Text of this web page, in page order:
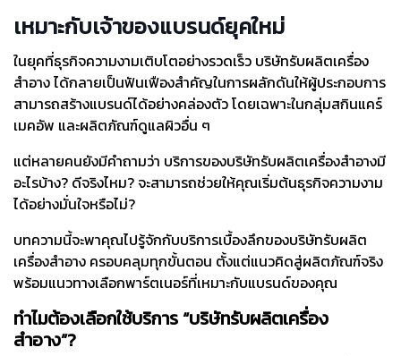
เหมาะกับเจ้าของแบรนด์ยุคใหม่
ในยุคที่ธุรกิจความงามเติบโตอย่างรวดเร็ว บริษัทรับผลิตเครื่อง
สำอาง ได้กลายเป็นฟันเฟืองสำคัญในการผลักดันให้ผู้ประกอบการ
สามารถสร้างแบรนด์ได้อย่างคล่องตัว โดยเฉพาะในกลุ่มสกินแคร์
เมคอัพ และผลิตภัณฑ์ดูแลผิวอื่น ๆ
แต่หลายคนยังมีคำถามว่า บริการของบริษัทรับผลิตเครื่องสำอางมี
อะไรบ้าง? ดีจริงไหม? จะสามารถช่วยให้คุณเริ่มต้นธุรกิจความงาม
ได้อย่างมั่นใจหรือไม่?
บทความนี้จะพาคุณไปรู้จักกับบริการเบื้องลึกของบริษัทรับผลิต
เครื่องสำอาง ครอบคลุมทุกขั้นตอน ตั้งแต่แนวคิดสู่ผลิตภัณฑ์จริง
พร้อมแนวทางเลือกพาร์ตเนอร์ที่เหมาะกับแบรนด์ของคุณ
ทำไมต้องเลือกใช้บริการ “บริษัทรับผลิตเครื่อง
สำอาง”?